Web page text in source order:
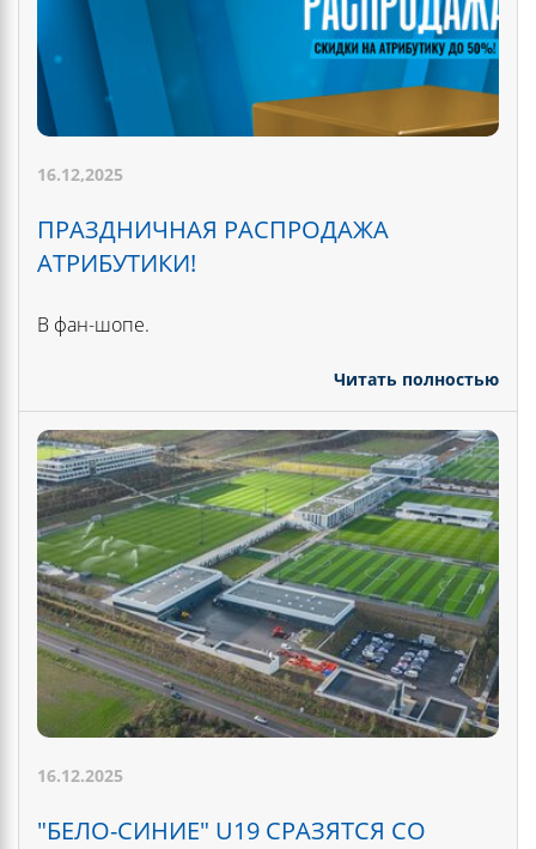
16.12,2025
ПРАЗДНИЧНАЯ РАСПРОДАЖА
АТРИБУТИКИ!
В фан-шопе.
Читать полностью
16.12.2025
"БЕЛО-СИНИЕ" U19 СРАЗЯТСЯ СО